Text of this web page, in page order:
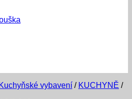
Kuchyňské vybavení / KUCHYNĚ /